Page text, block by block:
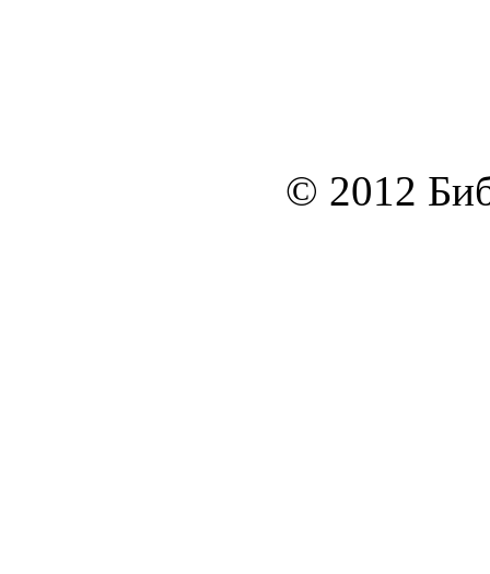
© 2012